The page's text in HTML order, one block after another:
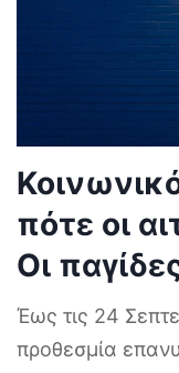
πότε οι
Οι
Έως τις 24
προθεσμία